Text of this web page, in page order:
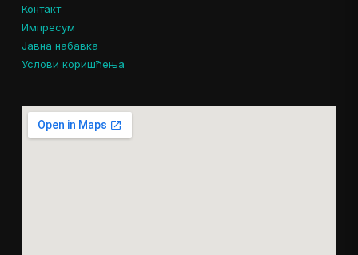
Контакт
Импресум
Јавна набавка
Услови коришћења